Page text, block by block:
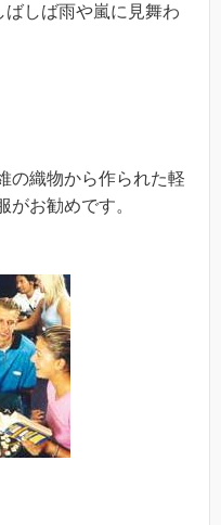
ばしば雨や嵐に見舞わ
の織物から作られた軽
がお勧めです。